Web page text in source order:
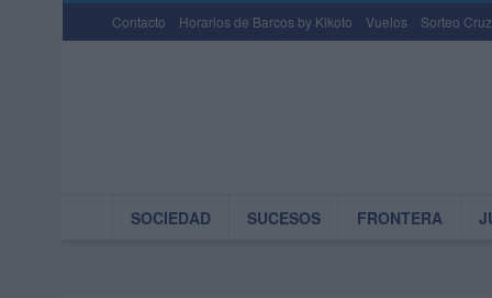
Contacto Horarios de Barcos by Kikoto Vuelos Sorteo
SOCIEDAD SUCESOS FRONTERA